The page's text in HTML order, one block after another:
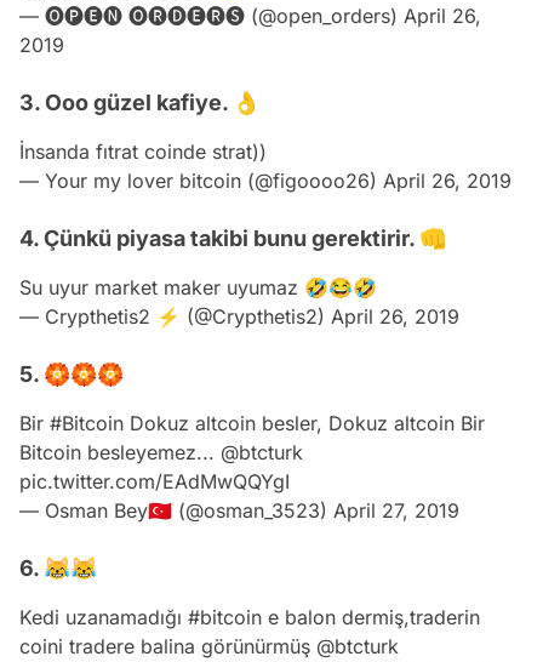
— 🅞🅟🅔🅝 🅞🅡🅓🅔🅡🅢 (@open_orders) April 26,
2019
3. Ooo güzel kafiye. 👌
İnsanda fıtrat coinde strat))
— Your my lover bitcoin (@figoooo26) April 26, 2019
4. Çünkü piyasa takibi bunu gerektirir. 👊
Su uyur market maker uyumaz 🤣😂🤣
— Crypthetis2 ⚡ (@Crypthetis2) April 26, 2019
5. 🏵🏵🏵
Bir #Bitcoin Dokuz altcoin besler, Dokuz altcoin Bir
Bitcoin besleyemez... @btcturk
pic.twitter.com/EAdMwQQYgI
— Osman Bey🇹🇷 (@osman_3523) April 27, 2019
6. 😹😹
Kedi uzanamadığı #bitcoin e balon dermiş,traderin
coini tradere balina görünürmüş @btcturk